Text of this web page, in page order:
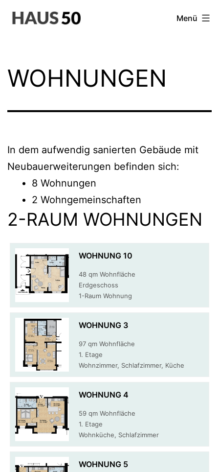
Inhalt
Ershausen
Schimberg
Menü
WOHNUNGEN
In dem aufwendig sanierten Gebäude mit
Neubauerweiterungen befinden sich:
8 Wohnungen
2 Wohngemeinschaften
2-RAUM WOHNUNGEN
WOHNUNG 10
48 qm Wohnfläche
Erdgeschoss
1-Raum Wohnung
WOHNUNG 3
97 qm Wohnfläche
1. Etage
Wohnzimmer, Schlafzimmer, Küche
WOHNUNG 4
59 qm Wohnfläche
1. Etage
Wohnküche, Schlafzimmer
WOHNUNG 5